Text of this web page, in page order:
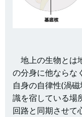
地上の生物とは
の分身に他ならな
自身の自律性(渦
識を宿している場
回路と同期させて